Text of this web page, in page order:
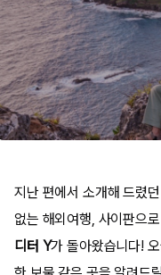
지난 편에서 소개해 드렸던
없는 해외여행, 사이판으
디터 Y가 돌아왔습니다!